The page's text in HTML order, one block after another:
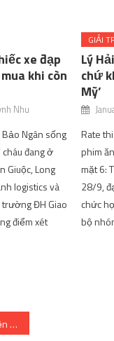
xe đạp
khi còn
Nhu
Ngân sống
đang ở
Giuộc, Long
logistics và
ĐH Giao
điểm xét
GIẢI
Lý
chứ
Mỹ’
Rate
phim
mặt 6:
28/9,
chức
bộ